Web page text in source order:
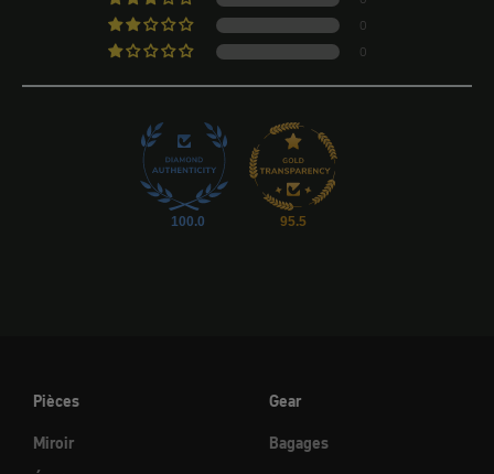
0
0
100.0 95.5
Pièces
Miroir
Gear
Bagages